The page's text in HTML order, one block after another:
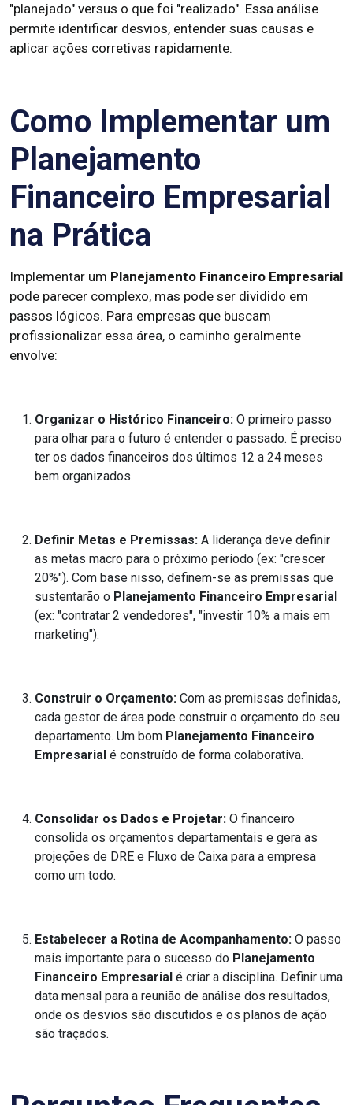
"planejado" versus o que foi "realizado". Essa análise
permite identificar desvios, entender suas causas e
aplicar ações corretivas rapidamente.
Como Implementar um
Planejamento
Financeiro Empresarial
na Prática
Implementar um Planejamento Financeiro Empresarial
pode parecer complexo, mas pode ser dividido em
passos lógicos. Para empresas que buscam
profissionalizar essa área, o caminho geralmente
envolve:
Organizar o Histórico Financeiro: O primeiro passo
para olhar para o futuro é entender o passado. É preciso
ter os dados financeiros dos últimos 12 a 24 meses
bem organizados.
Definir Metas e Premissas: A liderança deve definir
as metas macro para o próximo período (ex: "crescer
20%"). Com base nisso, definem-se as premissas que
sustentarão o Planejamento Financeiro Empresarial
(ex: "contratar 2 vendedores", "investir 10% a mais em
marketing").
Construir o Orçamento: Com as premissas definidas,
cada gestor de área pode construir o orçamento do seu
departamento. Um bom Planejamento Financeiro
Empresarial é construído de forma colaborativa.
Consolidar os Dados e Projetar: O financeiro
consolida os orçamentos departamentais e gera as
projeções de DRE e Fluxo de Caixa para a empresa
como um todo.
Estabelecer a Rotina de Acompanhamento: O passo
mais importante para o sucesso do Planejamento
Financeiro Empresarial é criar a disciplina. Definir uma
data mensal para a reunião de análise dos resultados,
onde os desvios são discutidos e os planos de ação
são traçados.